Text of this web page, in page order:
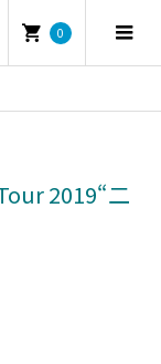
0
2019“二